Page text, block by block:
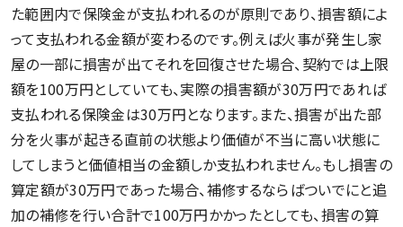
た範囲内で保険金が支払われるのが原則であり、損害額によ
って支払われる金額が変わるのです。例えば火事が発生し家
屋の一部に損害が出てそれを回復させた場合、契約では上限
額を100万円としていても、実際の損害額が30万円であれば
支払われる保険金は30万円となります。また、損害が出た部
分を火事が起きる直前の状態より価値が不当に高い状態に
してしまうと価値相当の金額しか支払われません。もし損害の
算定額が30万円であった場合、補修するならばついでにと追
加の補修を行い合計で100万円かかったとしても、損害の算